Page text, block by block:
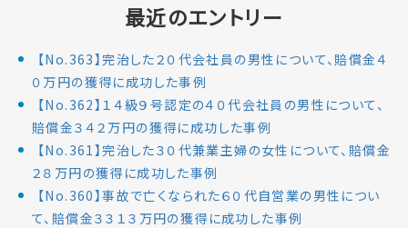
最近のエントリー
【No.363】完治した２０代会社員の男性について、賠償金４
０万円の獲得に成功した事例
【No.362】１４級９号認定の４０代会社員の男性について、
賠償金３４２万円の獲得に成功した事例
【No.361】完治した３０代兼業主婦の女性について、賠償金
２８万円の獲得に成功した事例
【No.360】事故で亡くなられた６０代自営業の男性につい
て、賠償金３３１３万円の獲得に成功した事例